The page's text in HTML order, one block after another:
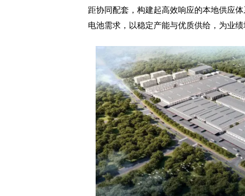
距协同配套，构建起高效响应的本地供应
电池需求，以稳定产能与优质供给，为业绩